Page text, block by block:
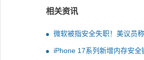
相关资讯
微软被指安全失职！美议员
iPhone 17系列新增内存安